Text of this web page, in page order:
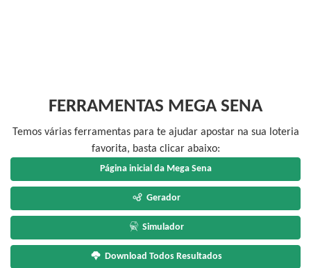
FERRAMENTAS MEGA SENA
Temos várias ferramentas para te ajudar apostar na sua loteria
favorita, basta clicar abaixo:
Página inicial da Mega Sena
Gerador
Simulador
Download Todos Resultados